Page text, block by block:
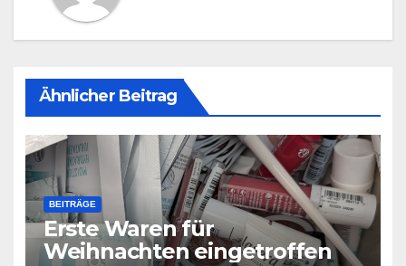
Ähnlicher Beitrag
BEITRÄGE
Erste Waren für
Weihnachten eingetroffen